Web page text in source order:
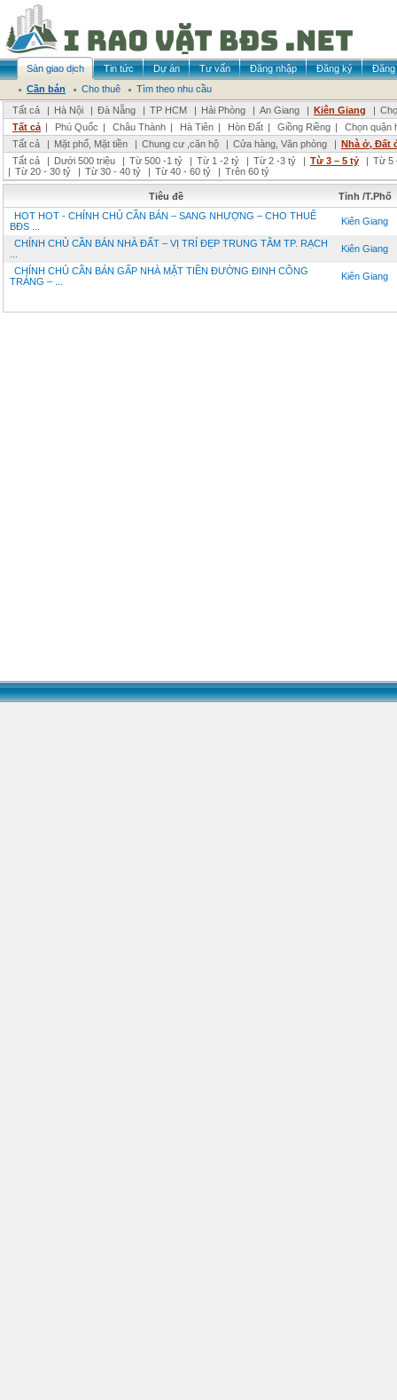
Sàn giao dịch Tin tức Dự án Tư vấn Đăng nhập Đăng ký
Đăng
Cần bán
Cho thuê
Tìm theo nhu cầu
Tất cả
| Hà Nội | Đà Nẵng | TP HCM | Hải Phòng | An Giang | Kiên Giang |
Tất cả | Phú Quốc | Châu Thành | Hà Tiên | Hòn Đất | Giồng Riềng |
Chọn quận
Tất cả
| Mặt phố, Mặt tiền | Chung cư ,căn hộ | Cửa hàng, Văn phòng | Nhà ở, Đất
Tất cả
| Dưới 500 triệu | Từ 500 -1 tỷ | Từ 1 -2 tỷ | Từ 2 -3 tỷ | Từ 3 – 5 tỷ | Từ 5
| Từ 20 - 30 tỷ | Từ 30 - 40 tỷ | Từ 40 - 60 tỷ | Trên 60 tỷ
Tiêu đề
Tỉnh /T.Phố
HOT HOT - CHÍNH CHỦ CẦN BÁN – SANG NHƯỢNG – CHO THUÊ
BĐS ...
Kiên Giang
CHÍNH CHỦ CẦN BÁN NHÀ ĐẤT – VỊ TRÍ ĐẸP TRUNG TÂM TP. RẠCH
Kiên Giang
CHÍNH CHỦ CẦN BÁN GẤP NHÀ MẶT TIỀN ĐƯỜNG ĐINH CÔNG
TRÁNG – ...
Kiên Giang